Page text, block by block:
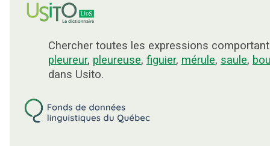
Chercher toutes les expressions
pleureur, pleureuse, figuier, mérule, saule,
dans Usito.